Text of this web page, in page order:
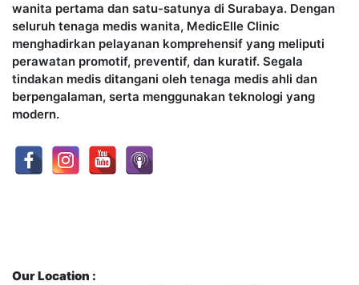
wanita pertama dan satu-satunya di Surabaya. Dengan
seluruh tenaga medis wanita, MedicElle Clinic
menghadirkan pelayanan komprehensif yang meliputi
perawatan promotif, preventif, dan kuratif. Segala
tindakan medis ditangani oleh tenaga medis ahli dan
berpengalaman, serta menggunakan teknologi yang
modern.
Our Location :